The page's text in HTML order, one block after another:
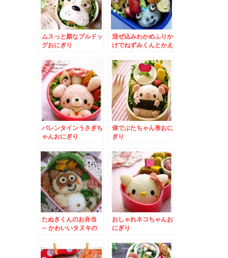
ムスっと顏なブルドッ
グおにぎり
混ぜ込みわかめふりか
けでねずみくんとかえ
バレンタインうさぎち
ゃんおにぎり
俵でぶたちゃん巻おに
ぎり
たぬきくんのお弁当
– かわいいタヌキの
おしゃれネコちゃんお
にぎり